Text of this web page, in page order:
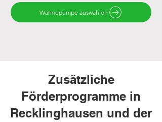
Wärmepumpe auswählen
Zusätzliche
Förderprogramme in
Recklinghausen und der